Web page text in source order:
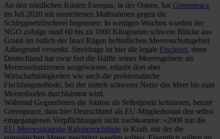
An den nördlichen Küsten Europas, in der Ostsee, hat Greenpeace
im Juli 2020 mit umstrittenen Maßnahmen gegen die
Schleppnetzfischerei begonnen: In wenigen Wochen wurden der
NGO zufolge rund 60 bis zu 1000 Kilogramm schwere Blöcke aus
Granit im östlich der Insel Rügen befindlichen Meeresschutzgebiet
Adlergrund versenkt. Streitfrage ist hier die legale Fischerei, denn
Deutschland hat zwar fast die Hälfte seiner Meeresgebiete als
Meeresschutzzonen ausgewiesen, erlaubt dort aber
Wirtschaftstätigkeiten wie auch die problematische
Fischfangmethode, bei der mittels schwerer Netze das Meer bis zum
Meeresboden durchkämmt wird.
Während GegnerInnen die Aktion als Selbstjustiz kritisieren, betont
Greenpeace, dass hier Deutschland als EU-Mitgliedsstaat den selbst
eingegangenen Verpflichtungen nicht nachkomme: »2008 trat die
EU-Meeresstrategie-Rahmenrichtlinie in Kraft, mit der die